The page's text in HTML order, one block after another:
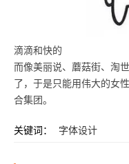
滴滴和快的
而像美丽说、蘑菇街、淘
了，于是只能用伟大的女
合集团。
关键词： 字体设计